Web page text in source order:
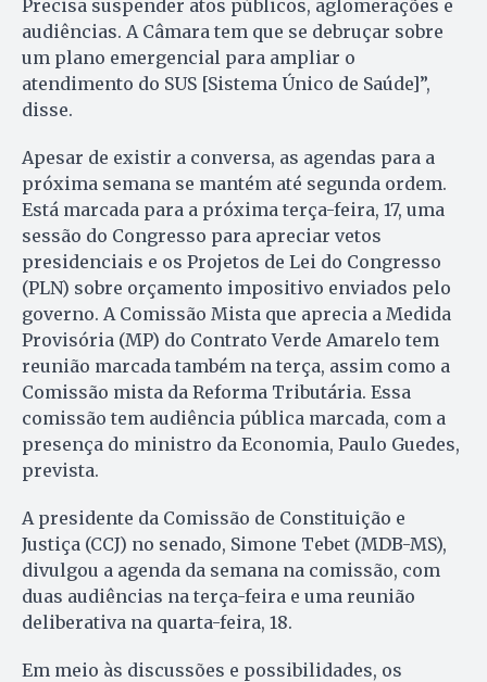
Precisa suspender atos públicos, aglomerações e
audiências. A Câmara tem que se debruçar sobre
um plano emergencial para ampliar o
atendimento do SUS [Sistema Único de Saúde]”,
disse.
Apesar de existir a conversa, as agendas para a
próxima semana se mantém até segunda ordem.
Está marcada para a próxima terça-feira, 17, uma
sessão do Congresso para apreciar vetos
presidenciais e os Projetos de Lei do Congresso
(PLN) sobre orçamento impositivo enviados pelo
governo. A Comissão Mista que aprecia a Medida
Provisória (MP) do Contrato Verde Amarelo tem
reunião marcada também na terça, assim como a
Comissão mista da Reforma Tributária. Essa
comissão tem audiência pública marcada, com a
presença do ministro da Economia, Paulo Guedes,
prevista.
A presidente da Comissão de Constituição e
Justiça (CCJ) no senado, Simone Tebet (MDB-MS),
divulgou a agenda da semana na comissão, com
duas audiências na terça-feira e uma reunião
deliberativa na quarta-feira, 18.
Em meio às discussões e possibilidades, os